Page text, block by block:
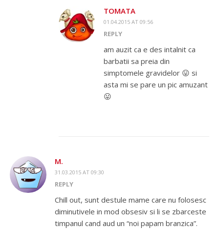
TOMATA
01.04.2015 AT 09:56
REPLY
am auzit ca e des intalnit ca
barbatii sa preia din
simptomele gravidelor 😛 si
asta mi se pare un pic amuzant
😛
M.
31.03.2015 AT 09:30
REPLY
Chill out, sunt destule mame care nu folosesc
diminutivele in mod obsesiv si li se zbarceste
timpanul cand aud un “noi papam branzica”.